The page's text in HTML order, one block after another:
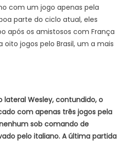
com um jogo apenas pela
parte do ciclo atual, eles
após os amistosos com França
jogos pelo Brasil, um a mais
lateral Wesley, contundido, o
com apenas três jogos pela
sob comando de
pelo italiano. A última partida